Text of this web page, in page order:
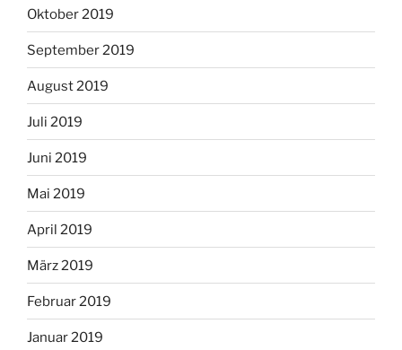
Oktober 2019
September 2019
August 2019
Juli 2019
Juni 2019
Mai 2019
April 2019
März 2019
Februar 2019
Januar 2019